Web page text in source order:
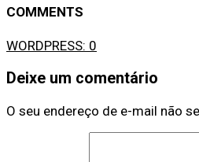
COMMENTS
WORDPRESS: 0
Deixe um comentário
O seu endereço de e-mail não